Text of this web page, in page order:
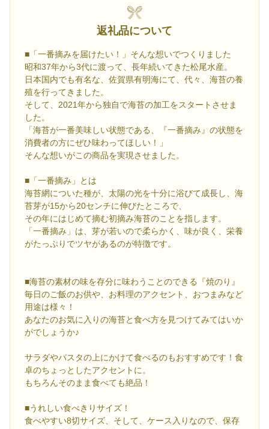
返礼品について
■「一番摘みを届けたい！」そんな想いでつくりました
昭和37年から3代に渡って、長年続いてきた松尾水産。
日本国内でも有名な、佐賀県有明海にて、代々、海苔の養
殖を行ってきました。
そして、2021年から独自で海苔の加工をスタートさせま
した。
「海苔が一番美味しい状態である、『一番摘み』の状態を
消費者の方にぜひ味わってほしい！」
そんな想いがこの商品を実現させました。
■「一番摘み」とは
海苔網についた種が、太陽の光を十分に浴びて成長し、海
苔芽が15から20センチに伸びたところで、
その年にはじめて摘む初摘み海苔のことを指します。
「一番摘み」は、芽が若いので柔らかく、味が良く、栄養
がたっぷりでツヤがあるのが特徴です。
■海苔の素材の味を存分に味わうことのできる『焼のり』
毎日のご飯のお供や、お料理のアクセント、おつまみなど
用途は様々！
あなたのお気に入りの海苔と食べ方を見つけてみてはいか
がでしょうか♪
サラダやパスタの上にかけて食べるのもおすすめです！食
卓のちょっとしたアクセントに。
もちろんそのまま食べても絶品！
■うれしい食べきりサイズ！
食べやすい8切サイズ、そして、ケース入りなので、保存